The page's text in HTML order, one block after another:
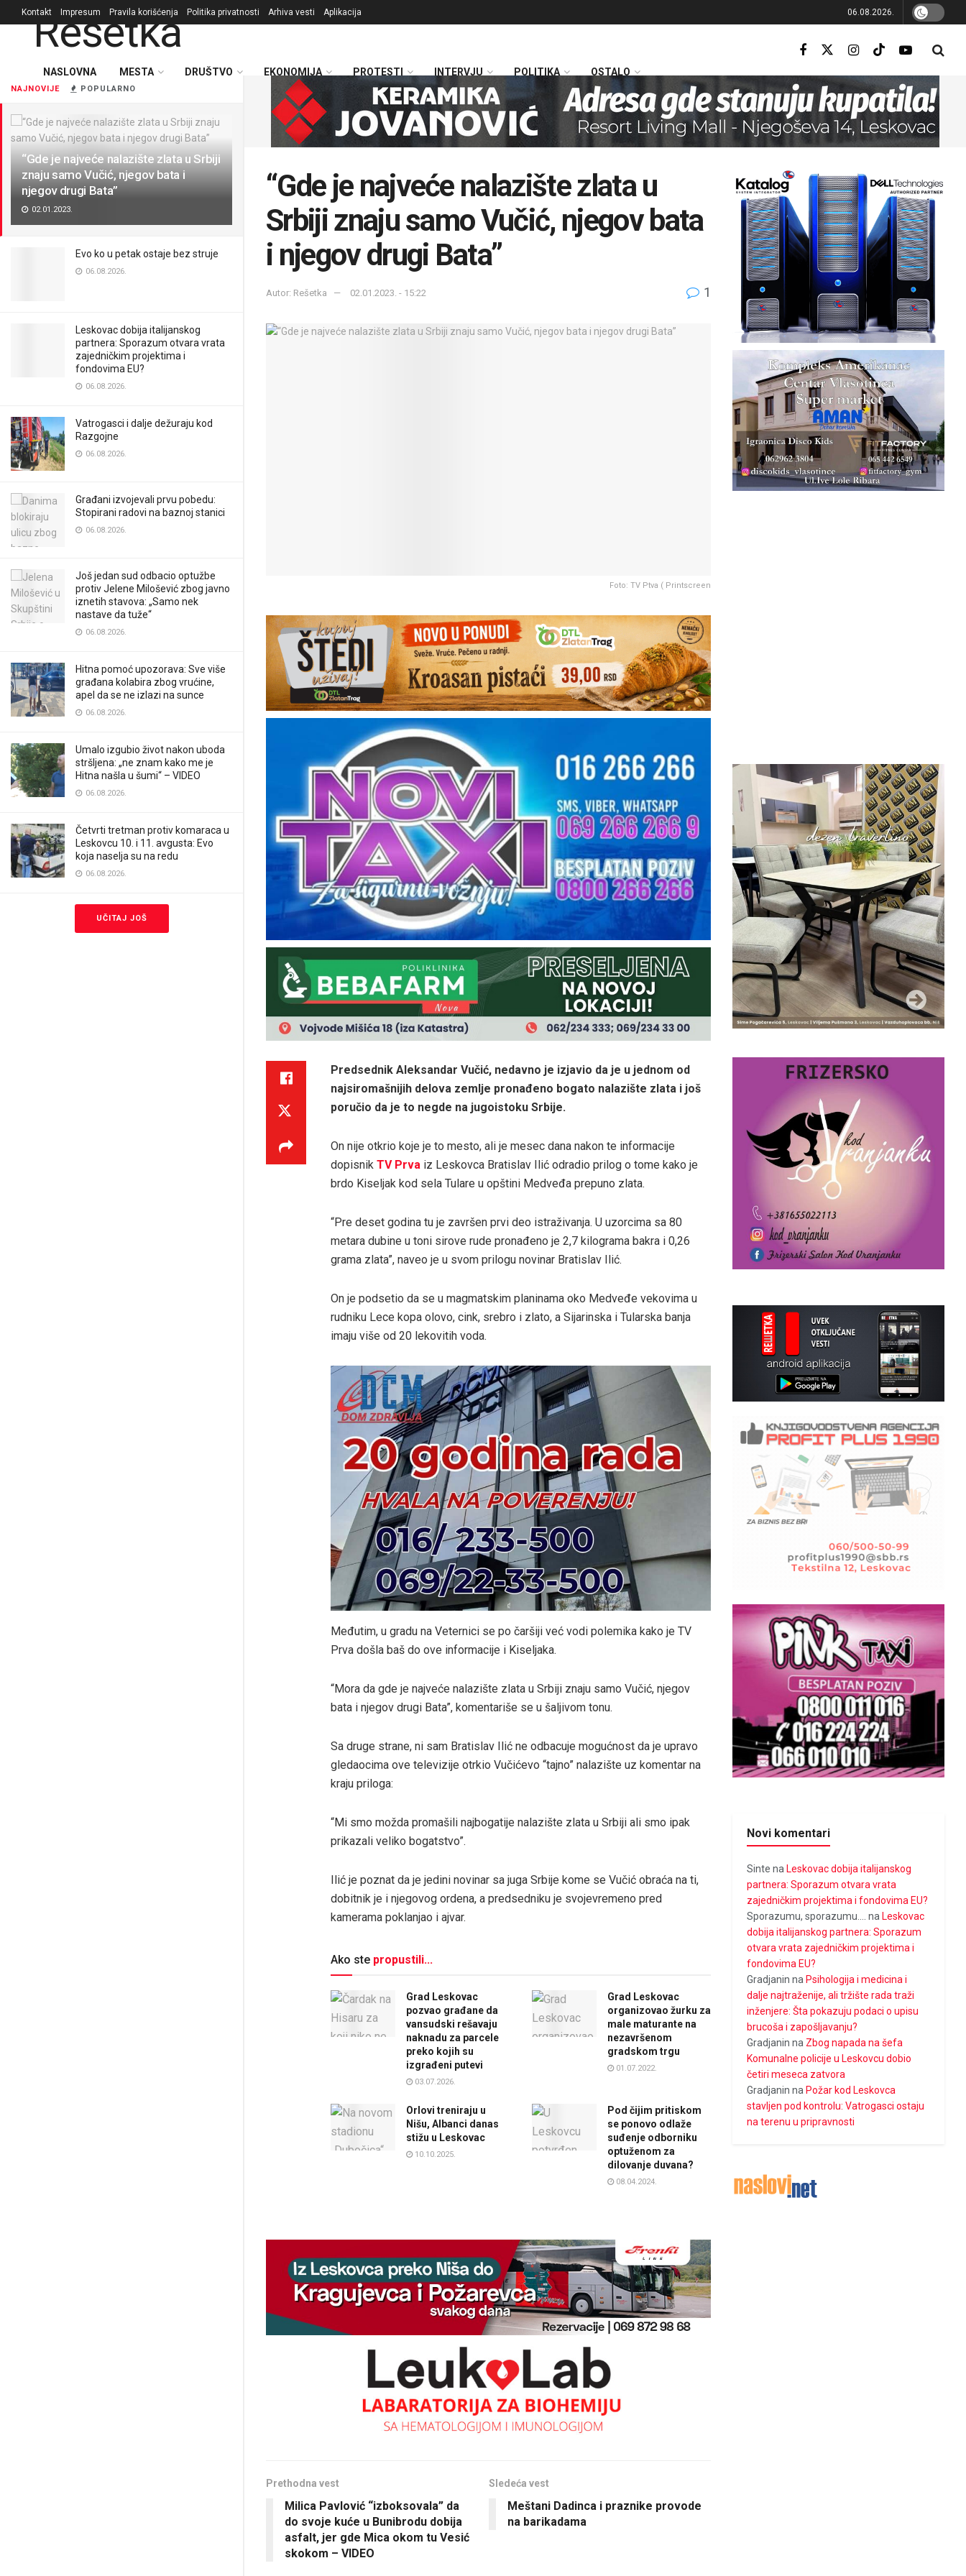
NAJNOVIJE POPULARNO
“Gde je najveće nalazište zlata u Srbiji
znaju samo Vučić, njegov bata i
njegov drugi Bata”
02.01.2023.
Evo ko u petak ostaje bez struje
06.08.2026.
Leskovac dobija italijanskog
partnera: Sporazum otvara vrata
zajedničkim projektima i
fondovima EU?
06.08.2026.
Vatrogasci i dalje dežuraju kod
Razgojne
06.08.2026.
Građani izvojevali prvu pobedu:
Stopirani radovi na baznoj stanici
06.08.2026.
Još jedan sud odbacio optužbe
protiv Jelene Milošević zbog javno
iznetih stavova: „Samo nek
nastave da tuže“
06.08.2026.
Hitna pomoć upozorava: Sve više
građana kolabira zbog vrućine,
apel da se ne izlazi na sunce
06.08.2026.
Umalo izgubio život nakon uboda
stršljena: „ne znam kako me je
Hitna našla u šumi“ – VIDEO
06.08.2026.
Četvrti tretman protiv komaraca u
Leskovcu 10. i 11. avgusta: Evo
koja naselja su na redu
06.08.2026.
UČITAJ JOŠ
Kontakt Impresum Pravila korišćenja Politika privatnosti Arhiva vesti Aplikacija 06.08.2026.
NASLOVNA MESTA DRUŠTVO EKONOMIJA PROTESTI INTERVJU POLITIKA OSTALO
“Gde je najveće nalazište zlata u
Srbiji znaju samo Vučić, njegov bata
i njegov drugi Bata”
Autor: Rešetka 02.01.2023. - 15:22 1
Foto: TV Ptva ( Printscreen
Predsednik Aleksandar Vučić, nedavno je izjavio da je u jednom od
najsiromašnijih delova zemlje pronađeno bogato nalazište zlata i još
poručio da je to negde na jugoistoku Srbije.
On nije otkrio koje je to mesto, ali je mesec dana nakon te informacije
dopisnik TV Prva iz Leskovca Bratislav Ilić odradio prilog o tome kako je
brdo Kiseljak kod sela Tulare u opštini Medveđa prepuno zlata.
“Pre deset godina tu je završen prvi deo istraživanja. U uzorcima sa 80
metara dubine u toni sirove rude pronađeno je 2,7 kilograma bakra i 0,26
grama zlata”, naveo je u svom prilogu novinar Bratislav Ilić.
On je podsetio da se u magmatskim planinama oko Medveđe vekovima u
rudniku Lece kopa olovo, cink, srebro i zlato, a Sijarinska i Tularska banja
imaju više od 20 lekovitih voda.
Međutim, u gradu na Veternici se po čaršiji već vodi polemika kako je TV
Prva došla baš do ove informacije i Kiseljaka.
“Mora da gde je najveće nalazište zlata u Srbiji znaju samo Vučić, njegov
bata i njegov drugi Bata”, komentariše se u šaljivom tonu.
Sa druge strane, ni sam Bratislav Ilić ne odbacuje mogućnost da je upravo
gledaocima ove televizije otrkio Vučićevo “tajno” nalazište uz komentar na
kraju priloga:
“Mi smo možda promašili najbogatije nalazište zlata u Srbiji ali smo ipak
prikazali veliko bogatstvo”.
Ilić je poznat da je jedini novinar sa juga Srbije kome se Vučić obraća na ti,
dobitnik je i njegovog ordena, a predsedniku je svojevremeno pred
kamerama poklanjao i ajvar.
Ako ste propustili...
Grad Leskovac
pozvao građane da
vansudski rešavaju
naknadu za parcele
preko kojih su
izgrađeni putevi
03.07.2026.
Grad Leskovac
organizovao žurku za
male maturante na
nezavršenom
gradskom trgu
01.07.2022.
Orlovi treniraju u
Nišu, Albanci danas
stižu u Leskovac
10.10.2025.
Pod čijim pritiskom
se ponovo odlaže
suđenje odborniku
optuženom za
dilovanje duvana?
08.04.2024.
Prethodna vest
Milica Pavlović “izboksovala” da
do svoje kuće u Bunibrodu dobija
asfalt, jer gde Mica okom tu Vesić
skokom – VIDEO
Sledeća vest
Meštani Dadinca i praznike provode
na barikadama
Novi komentari
Sinte na Leskovac dobija italijanskog
partnera: Sporazum otvara vrata
zajedničkim projektima i fondovima EU?
Sporazumu, sporazumu.... na Leskovac
dobija italijanskog partnera: Sporazum
otvara vrata zajedničkim projektima i
fondovima EU?
Gradjanin na Psihologija i medicina i
dalje najtraženije, ali tržište rada traži
inženjere: Šta pokazuju podaci o upisu
brucoša i zapošljavanju?
Gradjanin na Zbog napada na šefa
Komunalne policije u Leskovcu dobio
četiri meseca zatvora
Gradjanin na Požar kod Leskovca
stavljen pod kontrolu: Vatrogasci ostaju
na terenu u pripravnosti